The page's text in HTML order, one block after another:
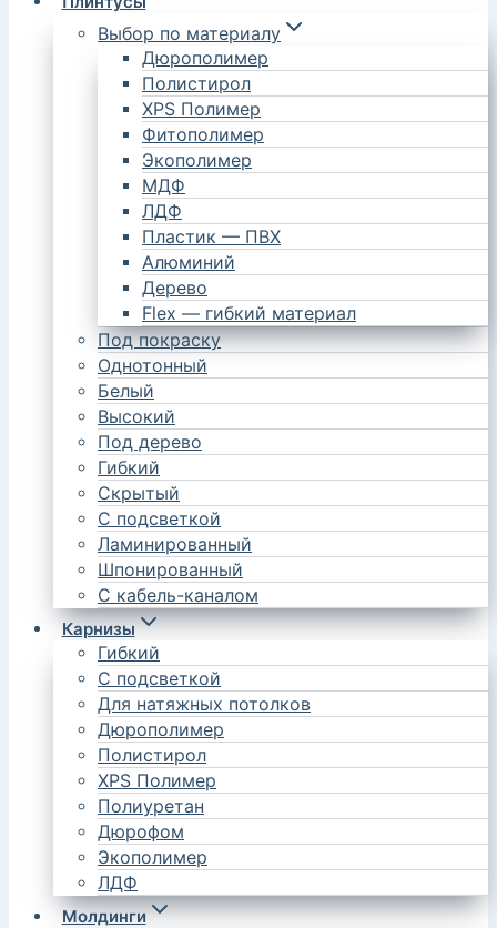
Выбор по материалу
Дюрополимер
Полистирол
XPS Полимер
Фитополимер
Экополимер
МДФ
ЛДФ
Пластик — ПВХ
Алюминий
Дерево
Flex — гибкий материал
Под покраску
Однотонный
Белый
Высокий
Под дерево
Гибкий
Скрытый
С подсветкой
Ламинированный
Шпонированный
С кабель-каналом
Карнизы
Гибкий
С подсветкой
Для натяжных потолков
Дюрополимер
Полистирол
XPS Полимер
Полиуретан
Дюрофом
Экополимер
ЛДФ
Молдинги